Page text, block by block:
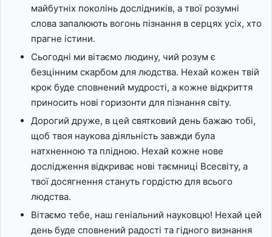
майбутніх поколінь дослідників, а твої розумні
слова запалюють вогонь пізнання в серцях усіх, хто
прагне істини.
Сьогодні ми вітаємо людину, чий розум є
безцінним скарбом для людства. Нехай кожен твій
крок буде сповнений мудрості, а кожне відкриття
приносить нові горизонти для пізнання світу.
Дорогий друже, в цей святковий день бажаю тобі,
щоб твоя наукова діяльність завжди була
натхненною та плідною. Нехай кожне нове
дослідження відкриває нові таємниці Всесвіту, а
твої досягнення стануть гордістю для всього
людства.
Вітаємо тебе, наш геніальний науковцю! Нехай цей
день буде сповнений радості та гідного визнання